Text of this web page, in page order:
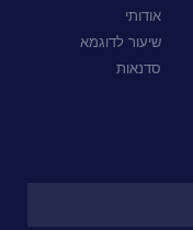
אודותי
שיעור לדוגמא
סדנאות